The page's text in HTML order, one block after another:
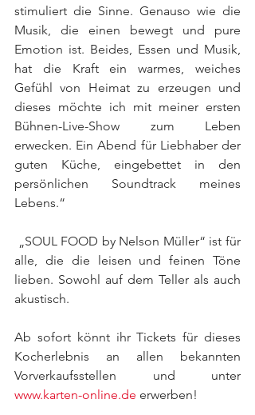
stimuliert die Sinne. Genauso wie die
Musik, die einen bewegt und pure
Emotion ist. Beides, Essen und Musik,
hat die Kraft ein warmes, weiches
Gefühl von Heimat zu erzeugen und
dieses möchte ich mit meiner ersten
Bühnen-Live-Show zum Leben
erwecken. Ein Abend für Liebhaber der
guten Küche, eingebettet in den
persönlichen Soundtrack meines
Lebens.“
alle, die die leisen und feinen Töne
lieben. Sowohl auf dem Teller als auch
akustisch.
Ab sofort könnt ihr Tickets für dieses
Kocherlebnis an allen bekannten
www.karten-online.de erwerben!